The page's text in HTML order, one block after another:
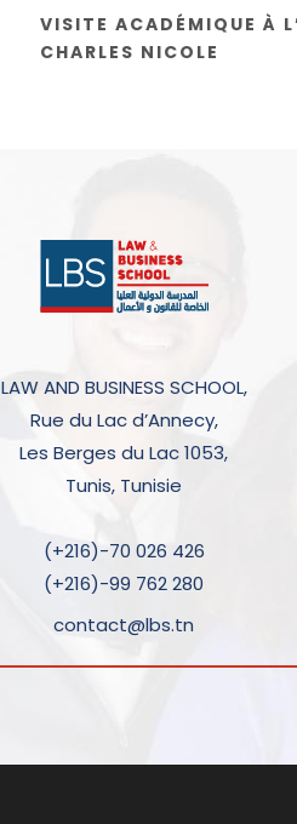
VISITE ACADÉMIQUE À
CHARLES NICOLE
LAW AND BUSINESS SCHOOL,
Rue du Lac d’Annecy,
Les Berges du Lac 1053,
Tunis, Tunisie
(+216)-70 026 426
(+216)-99 762 280
contact@lbs.tn